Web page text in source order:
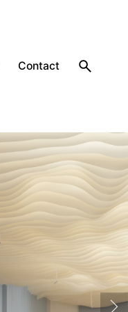
Contact